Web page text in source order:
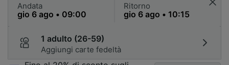
Andata Ritorno
1 adulto (26-59)
Aggiungi carte fedeltà